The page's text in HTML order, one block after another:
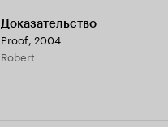
Доказательство
Proof, 2004
Robert